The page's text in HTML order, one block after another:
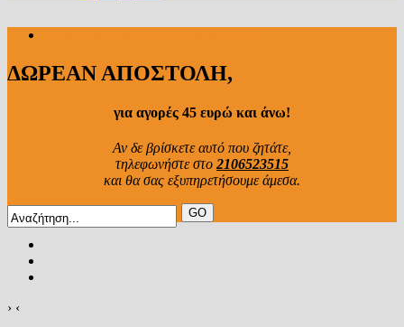
ΔΩΡΕΑΝ ΑΠΟΣΤΟΛΗ,
για αγορές 45 ευρώ και άνω!
Αν δε βρίσκετε αυτό που ζητάτε,
τηλεφωνήστε στο2106523515
και θα σας εξυπηρετήσουμε άμεσα.
› ‹